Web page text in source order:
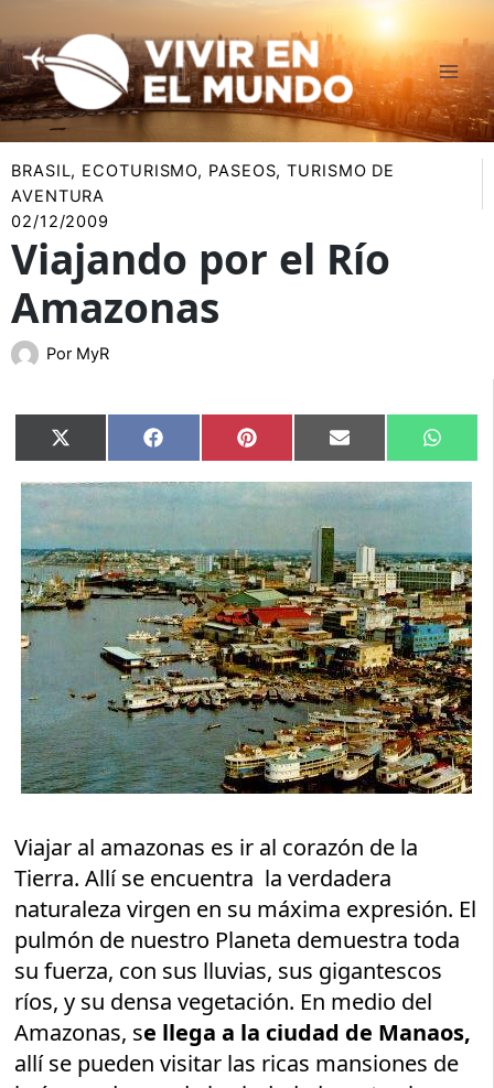
al
contenido
BRASIL, ECOTURISMO, PASEOS,TURISMO DE
AVENTURA
02/12/2009
Viajando por el Río
Amazonas
Por MyR
Compartir
en
X
(Twitter)
Compartir
en
Facebook Compartir
en
Pinterest Compartir
en
Email
en
Viajar al amazonas es ir al corazón de la
Tierra. Allí se encuentra la verdadera
naturaleza virgen en su máxima expresión. El
pulmón de nuestro Planeta demuestra toda
su fuerza, con sus lluvias, sus gigantescos
ríos, y su densa vegetación. En medio del
Amazonas, se llega a la ciudad de Manaos,
allí se pueden visitar las ricas mansiones de